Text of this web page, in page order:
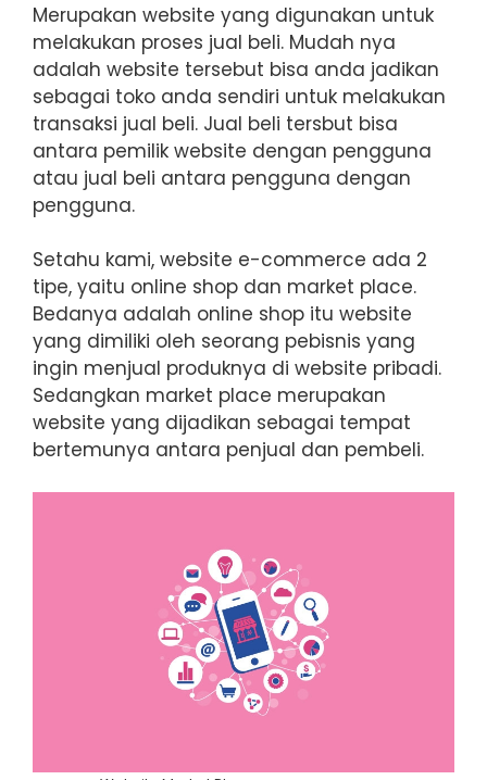
Merupakan website yang digunakan untuk
melakukan proses jual beli. Mudah nya
adalah website tersebut bisa anda jadikan
sebagai toko anda sendiri untuk melakukan
transaksi jual beli. Jual beli tersbut bisa
antara pemilik website dengan pengguna
atau jual beli antara pengguna dengan
pengguna.
Setahu kami, website e-commerce ada 2
tipe, yaitu online shop dan market place.
Bedanya adalah online shop itu website
yang dimiliki oleh seorang pebisnis yang
ingin menjual produknya di website pribadi.
Sedangkan market place merupakan
website yang dijadikan sebagai tempat
bertemunya antara penjual dan pembeli.